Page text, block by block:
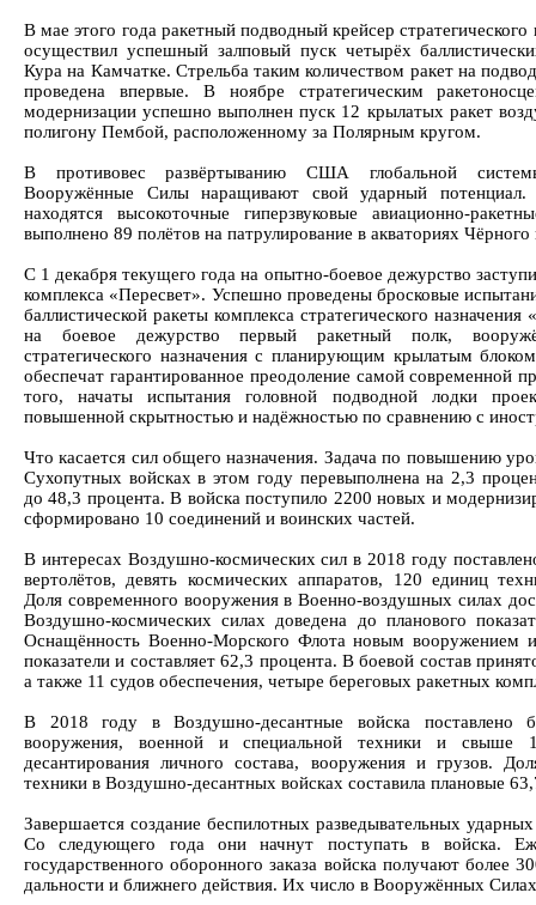
В мае этого года ракетный подводный крейсер
осуществил успешный залповый пуск четырёх
Кура на Камчатке. Стрельба таким количеством ракет на
проведена впервые. В ноябре стратегическим
модернизации успешно выполнен пуск 12 крылатых ракет
полигону Пембой, расположенному за Полярным кругом.
В противовес развёртыванию США глобальной
Вооружённые Силы наращивают свой ударный потенциал.
находятся высокоточные гиперзвуковые авиационно-
выполнено 89 полётов на патрулирование в акваториях
С 1 декабря текущего года на опытно-боевое дежурство
комплекса «Пересвет». Успешно проведены бросковые
баллистической ракеты комплекса стратегического
на боевое дежурство первый ракетный полк,
стратегического назначения с планирующим крылатым
обеспечат гарантированное преодоление самой современной
того, начаты испытания головной подводной лодки
повышенной скрытностью и надёжностью по сравнению с
Что касается сил общего назначения. Задача по повышению
Сухопутных войсках в этом году перевыполнена на 2,3
до 48,3 процента. В войска поступило 2200 новых и
сформировано 10 соединений и воинских частей.
В интересах Воздушно-космических сил в 2018 году
вертолётов, девять космических аппаратов, 120 единиц
Доля современного вооружения в Военно-воздушных силах
Воздушно-космических силах доведена до планового
Оснащённость Военно-Морского Флота новым вооружением
показатели и составляет 62,3 процента. В боевой состав
а также 11 судов обеспечения, четыре береговых ракетных
В 2018 году в Воздушно-десантные войска поставлено
вооружения, военной и специальной техники и свыше
десантирования личного состава, вооружения и грузов.
техники в Воздушно-десантных войсках составила плановые
Завершается создание беспилотных разведывательных
Со следующего года они начнут поступать в войска.
государственного оборонного заказа войска получают более
дальности и ближнего действия. Их число в Вооружённых